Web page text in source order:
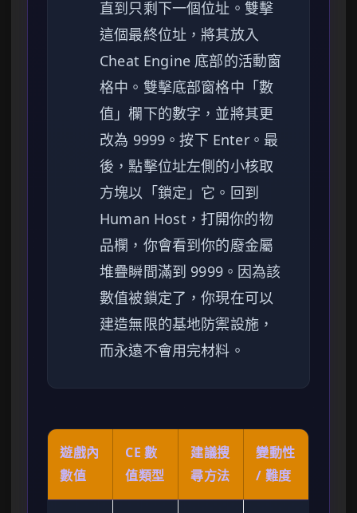
直到只剩下一個位址。雙擊
這個最終位址，將其放入
Cheat Engine 底部的活動窗
格中。雙擊底部窗格中「數
值」欄下的數字，並將其更
改為 9999。按下 Enter。最
後，點擊位址左側的小核取
方塊以「鎖定」它。回到
Human Host，打開你的物
品欄，你會看到你的廢金屬
堆疊瞬間滿到 9999。因為該
數值被鎖定了，你現在可以
建造無限的基地防禦設施，
而永遠不會用完材料。
遊戲內
數值
CE 數
值類型
建議搜
尋方法
變動性
/ 難度